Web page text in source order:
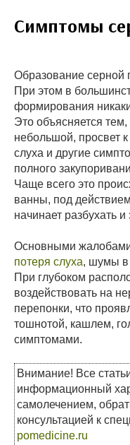
Симптомы
Образование серной
При этом в
формирования
Это объясняется тем,
небольшой, просвет
слуха и другие
полного
Чаще всего это
ванны, под
начинает разбухать
Основными
потеря слуха, шумы в
При глубоком
воздействовать на
перепонки, что
тошнотой, кашлем,
симптомами.
Внимание! Все
информационный
самолечением,
консультацией к
pomedicine.ru